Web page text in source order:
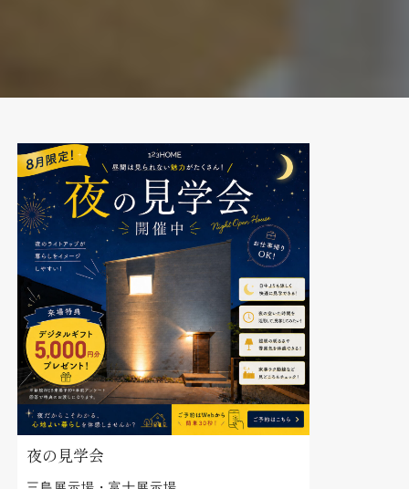
夜の見学会
三島展示場・富士展示場
2026年8月1日(土) 〜 8月31日(月)